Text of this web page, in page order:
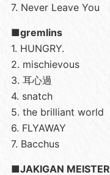
7. Never Leave You
■gremlins
1. HUNGRY.
2. mischievous
3. 耳心過
4. snatch
5. the brilliant world
6. FLYAWAY
7. Bacchus
■JAKIGAN MEISTER